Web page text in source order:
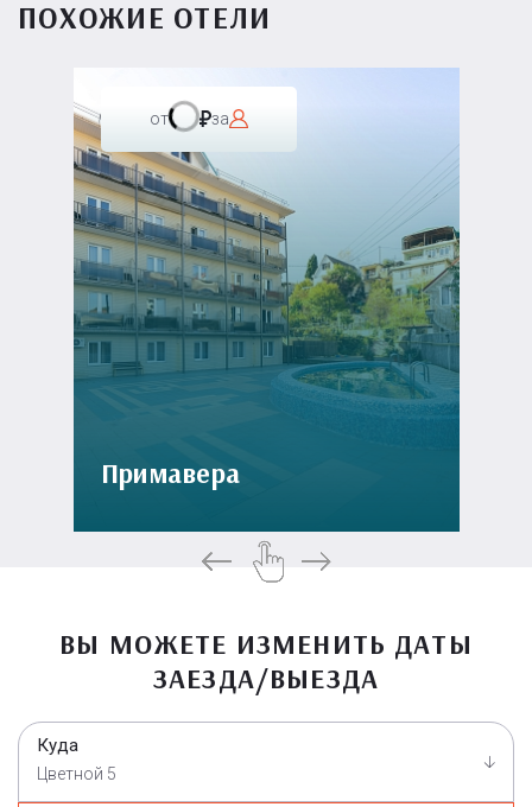
ПОХОЖИЕ ОТЕЛИ
от за
Примавера
ВЫ МОЖЕТЕ ИЗМЕНИТЬ ДАТЫ
ЗАЕЗДА/ВЫЕЗДА
Куда
Цветной 5